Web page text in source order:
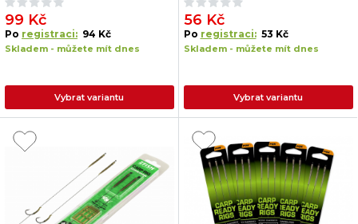
99 Kč
Po registraci: 94 Kč
Skladem - můžete mít dnes
Vybrat variantu
56 Kč
Po registraci: 53 Kč
Skladem - můžete mít dnes
Vybrat variantu